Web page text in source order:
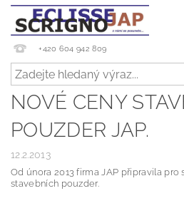
+420 604 942 809
NOVÉ CENY
POUZDER JAP.
12.2.2013
Od února 2013 firma JAP připravila
stavebních pouzder.